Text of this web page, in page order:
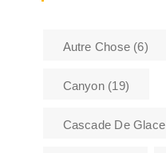
Autre Chose(6)
Canyon(19)
Cascade De Glace